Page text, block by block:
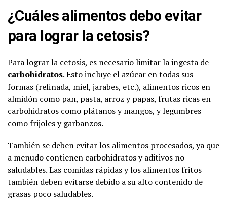
¿Cuáles alimentos debo evitar
para lograr la cetosis?
Para lograr la cetosis, es necesario limitar la ingesta de
carbohidratos. Esto incluye el azúcar en todas sus
formas (refinada, miel, jarabes, etc.), alimentos ricos en
almidón como pan, pasta, arroz y papas, frutas ricas en
carbohidratos como plátanos y mangos, y legumbres
como frijoles y garbanzos.
También se deben evitar los alimentos procesados, ya que
a menudo contienen carbohidratos y aditivos no
saludables. Las comidas rápidas y los alimentos fritos
también deben evitarse debido a su alto contenido de
grasas poco saludables.